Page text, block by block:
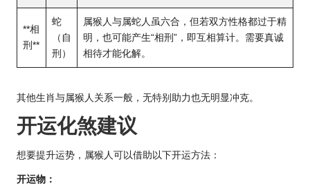
**相
刑**
蛇
（自
刑）
属猴人与属蛇人虽六合，但若双方性格都过于精
明，也可能产生“相刑”，即互相算计。需要真诚
相待才能化解。
其他生肖与属猴人关系一般，无特别助力也无明显冲克。
开运化煞建议
想要提升运势，属猴人可以借助以下开运方法：
开运物：